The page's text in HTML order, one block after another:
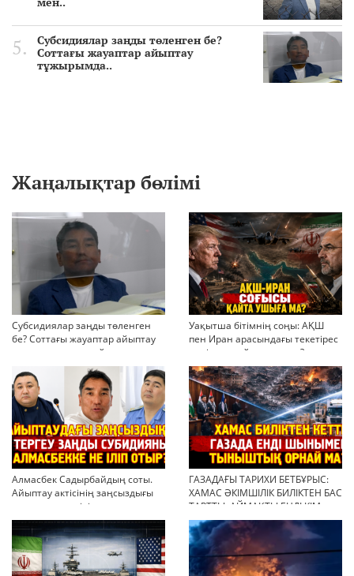
Субсидиялар заңды төленген бе?
Соттағы жауаптар айыптау
тұжырымда..
Жаңалықтар бөлімі
Субсидиялар заңды төленген
бе? Соттағы жауаптар айыптау
тұжырымдарын қайта қарауға
негіз бола ала ма?
Уақытша бітімнің соңы: АҚШ
пен Иран арасындағы текетірес
неліктен қайта ушықты?
Алмасбек Садырбайдың соты.
Айыптау актісінің заңсыздығы
мен қолдан өсірілген
миллиондар
ГАЗАДАҒЫ ТАРИХИ БЕТБҰРЫС:
ХАМАС ӘКІМШІЛІК БИЛІКТЕН БАС
ТАРТТЫ. АЙМАҚТЫ ЕНДІ КІМ
БАСҚАРАДЫ?